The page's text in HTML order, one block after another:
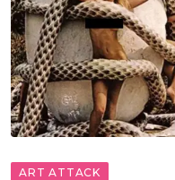
ART ATTACK